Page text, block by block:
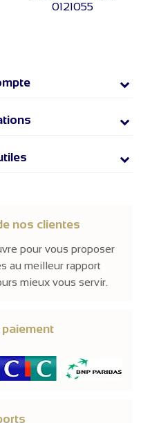
0121055
nos clientes
pour vous proposer
au meilleur rapport
mieux vous servir.